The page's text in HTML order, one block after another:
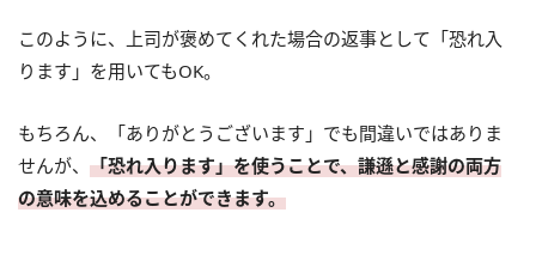
このように、上司が褒めてくれた場合の返事として「恐れ入
ります」を用いてもOK。
もちろん、「ありがとうございます」でも間違いではありま
せんが、 「恐れ入ります」を使うことで、謙遜と感謝の両方
の意味を込めることができます。